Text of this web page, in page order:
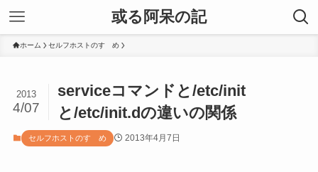
或る阿呆の記
ホーム セルフホストのすゝめ
serviceコマンドと/etc/init
と/etc/init.dの違いの関係
2013
4/07
セルフホストのすゝめ 2013年4月7日